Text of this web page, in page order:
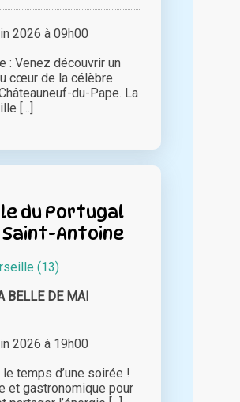
2026 à 09h00
: Venez découvrir un
cœur de la célèbre
du-Pape. La
[...]
du Portugal
Saint-Antoine
(13)
BELLE DE MAI
2026 à 19h00
temps d’une soirée !
et gastronomique pour